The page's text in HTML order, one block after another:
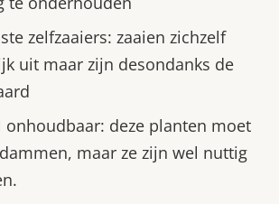
zelfzaaiers: zaaien zichzelf
uit maar zijn desondanks de
onhoudbaar: deze planten moet
maar ze zijn wel nuttig